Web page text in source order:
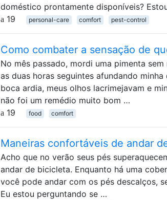
doméstico prontamente disponíveis?
19
personal-care comfort pest-control
Como combater a sensação de
No mês passado, mordi uma pimenta
as duas horas seguintes afundando
boca ardia, meus olhos lacrimejavam e
não foi um remédio muito bom …
19
food comfort
Maneiras confortáveis ​​de andar
Acho que no verão seus pés
andar de bicicleta. Enquanto há uma
você pode andar com os pés descalços,
Eu estou perguntando se …